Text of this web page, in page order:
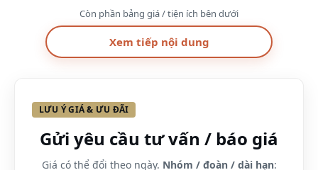
gồm
(tối thiểu
2N)
pool villa
Beachfront
2A&2C 3A 11.600.000
Còn phần bảng giá / tiện ích bên dưới
Xem tiếp nội dung
LƯU Ý GIÁ & ƯU ĐÃI
Gửi yêu cầu tư vấn / báo giá
Giá có thể đổi theo ngày. Nhóm / đoàn / dài hạn: